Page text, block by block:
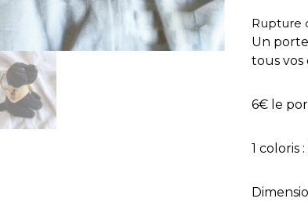
Rupture
Un
tous vos
6€ le
1 coloris